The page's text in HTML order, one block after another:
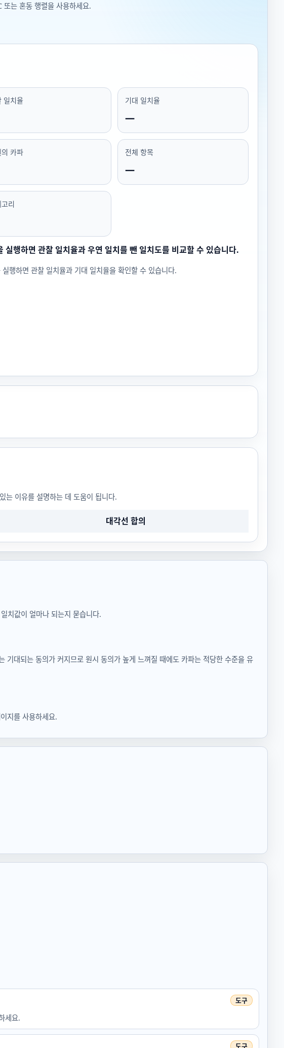
는 혼동 행렬을 사용하세요.
일치율 기대 일치율
—
의 카파 전체 항목
—
리
실행하면 관찰 일치율과 우연 일치를 뺀 일치도를 비교할 수 있습니다.
실행하면 관찰 일치율과 기대 일치율을 확인할 수 있습니다.
는 이유를 설명하는 데 도움이 됩니다.
대각선 합의
치값이 얼마나 되는지 묻습니다.
대되는 동의가 커지므로 원시 동의가 높게 느껴질 때에도 카파는 적당한 수준을 유
지를 사용하세요.
세요.